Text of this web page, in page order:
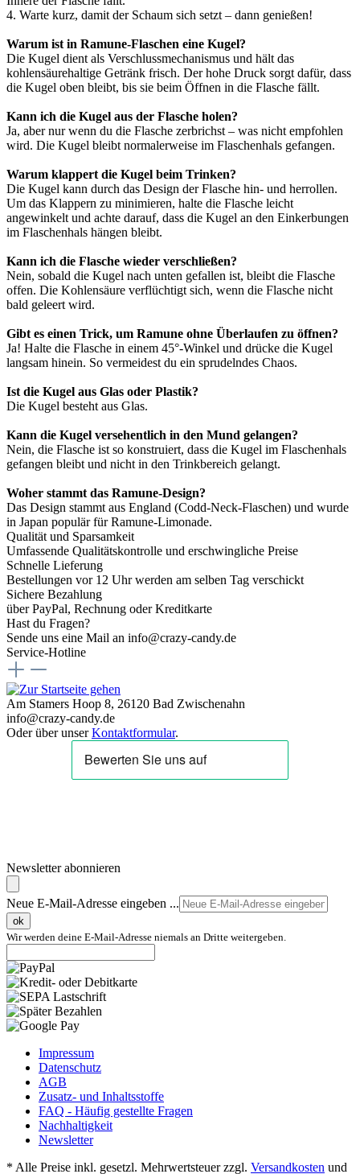
4. Warte kurz, damit der Schaum sich setzt – dann genießen!
Warum ist in Ramune-Flaschen eine Kugel?
Die Kugel dient als Verschlussmechanismus und hält das
kohlensäurehaltige Getränk frisch. Der hohe Druck sorgt dafür, dass
die Kugel oben bleibt, bis sie beim Öffnen in die Flasche fällt.
Kann ich die Kugel aus der Flasche holen?
Ja, aber nur wenn du die Flasche zerbrichst – was nicht empfohlen
wird. Die Kugel bleibt normalerweise im Flaschenhals gefangen.
Warum klappert die Kugel beim Trinken?
Die Kugel kann durch das Design der Flasche hin- und herrollen.
Um das Klappern zu minimieren, halte die Flasche leicht
angewinkelt und achte darauf, dass die Kugel an den Einkerbungen
im Flaschenhals hängen bleibt.
Kann ich die Flasche wieder verschließen?
Nein, sobald die Kugel nach unten gefallen ist, bleibt die Flasche
offen. Die Kohlensäure verflüchtigt sich, wenn die Flasche nicht
bald geleert wird.
Gibt es einen Trick, um Ramune ohne Überlaufen zu öffnen?
Ja! Halte die Flasche in einem 45°-Winkel und drücke die Kugel
langsam hinein. So vermeidest du ein sprudelndes Chaos.
Ist die Kugel aus Glas oder Plastik?
Die Kugel besteht aus Glas.
Kann die Kugel versehentlich in den Mund gelangen?
Nein, die Flasche ist so konstruiert, dass die Kugel im Flaschenhals
gefangen bleibt und nicht in den Trinkbereich gelangt.
Woher stammt das Ramune-Design?
Das Design stammt aus England (Codd-Neck-Flaschen) und wurde
in Japan populär für Ramune-Limonade.
Qualität und Sparsamkeit
Umfassende Qualitätskontrolle und erschwingliche Preise
Schnelle Lieferung
Bestellungen vor 12 Uhr werden am selben Tag verschickt
Sichere Bezahlung
über PayPal, Rechnung oder Kreditkarte
Hast du Fragen?
Sende uns eine Mail an info@crazy-candy.de
Service-Hotline
Am Stamers Hoop 8, 26120 Bad Zwischenahn
info@crazy-candy.de
Oder über unserKontaktformular.
Newsletter abonnieren
Neue E-Mail-Adresse eingeben ...
ok
Wir werden deine E-Mail-Adresse niemals an Dritte weitergeben.
Impressum
Datenschutz
AGB
Zusatz- und Inhaltsstoffe
FAQ - Häufig gestellte Fragen
Nachhaltigkeit
Newsletter
* Alle Preise inkl. gesetzl. Mehrwertsteuer zzgl. Versandkosten und